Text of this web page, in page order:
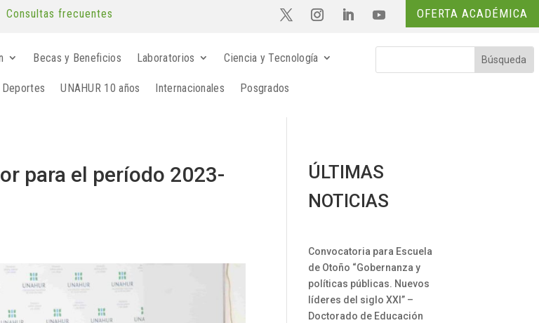
Consultas frecuentes OFERTA ACADÉMICA
Becas y Beneficios Laboratorios Ciencia y Tecnología
UNAHUR 10 años Internacionales Posgrados
para el período 2023-
ÚLTIMAS
NOTICIAS
Convocatoria para Escuela
de Otoño “Gobernanza y
políticas públicas. Nuevos
líderes del siglo XXI” –
Doctorado de Educación